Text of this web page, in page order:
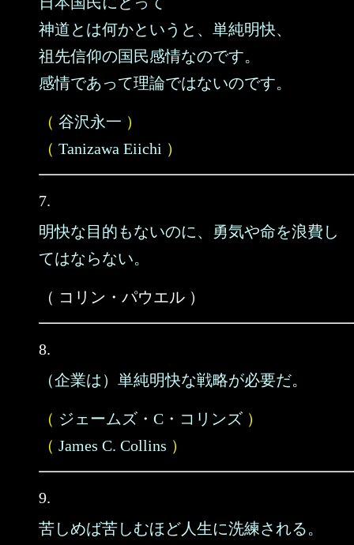
神道とは何かというと、単純明快、
祖先信仰の国民感情なのです。
感情であって理論ではないのです。
（ 谷沢永一 ）
（ Tanizawa Eiichi ）
7.
明快な目的もないのに、勇気や命を浪費し
てはならない。
（ コリン・パウエル ）
8.
（企業は）単純明快な戦略が必要だ。
（ ジェームズ・C・コリンズ ）
（ James C. Collins ）
9.
苦しめば苦しむほど人生に洗練される。